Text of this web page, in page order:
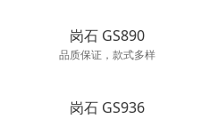
岗石 GS890
品质保证，款式多样
岗石 GS936